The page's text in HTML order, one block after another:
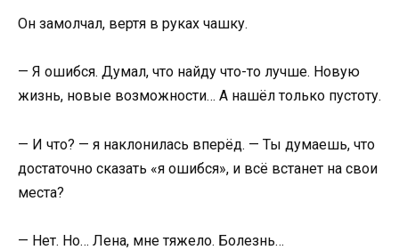
Он замолчал, вертя в руках чашку.
— Я ошибся. Думал, что найду что-то лучше. Новую
жизнь, новые возможности… А нашёл только пустоту.
— И что? — я наклонилась вперёд. — Ты думаешь, что
достаточно сказать «я ошибся», и всё встанет на свои
места?
— Нет. Но… Лена, мне тяжело. Болезнь…